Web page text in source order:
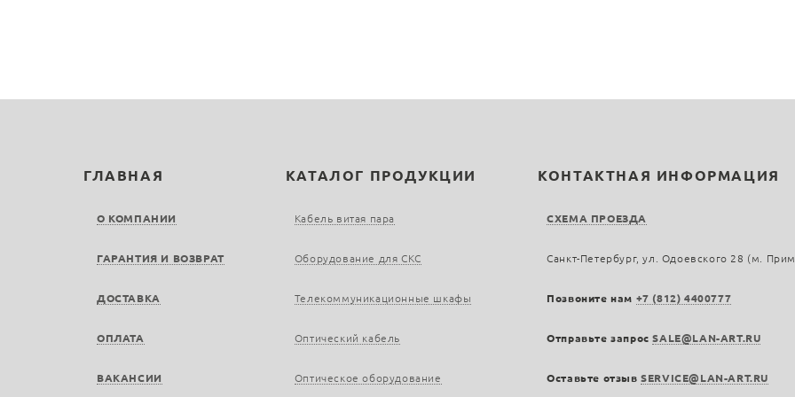
ГЛАВНАЯ
О КОМПАНИИ
ГАРАНТИЯ И ВОЗВРАТ
ДОСТАВКА
ОПЛАТА
ВАКАНСИИ
КАТАЛОГ ПРОДУКЦИИ
Кабель витая пара
Оборудование для СКС
Телекоммуникационные шкафы
Оптический кабель
Оптическое оборудование
КОНТАКТНАЯ ИНФОРМАЦИЯ
СХЕМА ПРОЕЗДА
Санкт-Петербург, ул. Одоевского 28 (м.
Позвоните нам +7 (812) 4400777
Отправьте запросSALE@LAN-ART.RU
Оставьте отзывSERVICE@LAN-ART.RU